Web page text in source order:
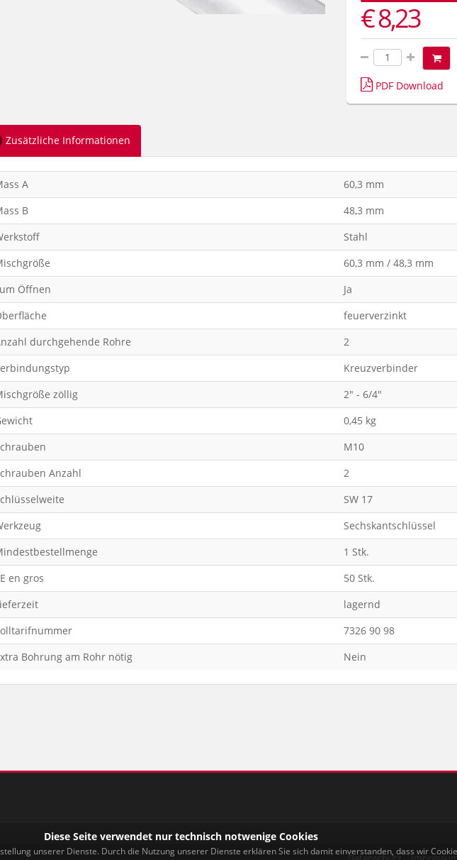
€ 8,23
PDF Download
Zusätzliche Informationen
A
60,3 mm
B
48,3 mm
Stahl
60,3 mm / 48,3 mm
Öffnen
Ja
feuerverzinkt
durchgehende Rohre
2
Kreuzverbinder
zöllig
2" - 6/4"
0,45 kg
M10
Anzahl
2
SW 17
Sechskantschlüssel
1 Stk.
en gros
50 Stk.
lagernd
7326 90 98
Bohrung am Rohr nötig
Nein
Diese Seite verwendet nur technisch notwenige Cookies
unserer Dienste. Durch die Nutzung unserer Dienste erklären Sie sich damit einverstanden, dass wir